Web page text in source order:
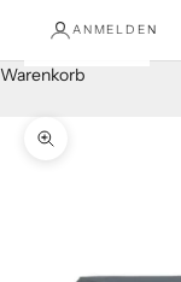
ANMELDEN
Warenkorb
Bild vergrößern